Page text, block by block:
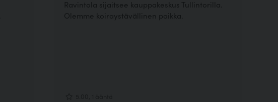
Ravintola sijaitsee kauppakeskus Tullintorilla.
Olemme koiraystävällinen paikka.